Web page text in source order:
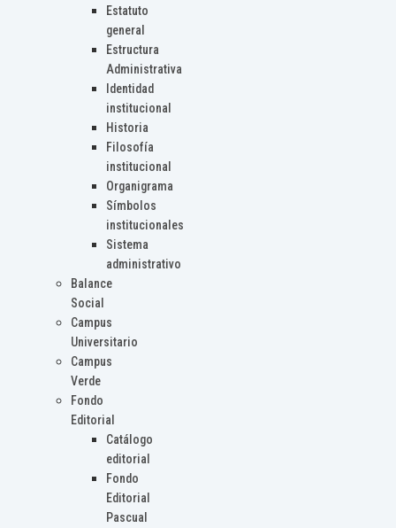
Estatuto
general
Estructura
Administrativa
Identidad
institucional
Historia
Filosofía
institucional
Organigrama
Símbolos
institucionales
Sistema
administrativo
Balance
Social
Campus
Universitario
Campus
Verde
Fondo
Editorial
Catálogo
editorial
Fondo
Editorial
Pascual